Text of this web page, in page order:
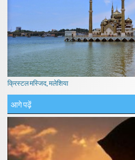
क्रिस्टल मस्जिद, मलेशिया
आगे पढ़ें